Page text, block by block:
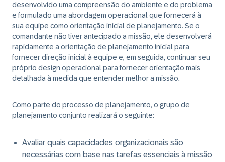
desenvolvido uma compreensão do ambiente e do problema
e formulado uma abordagem operacional que fornecerá à
sua equipe como orientação inicial de planejamento. Se o
comandante não tiver antecipado a missão, ele desenvolverá
rapidamente a orientação de planejamento inicial para
fornecer direção inicial à equipe e, em seguida, continuar seu
próprio design operacional para fornecer orientação mais
detalhada à medida que entender melhor a missão.
Como parte do processo de planejamento, o grupo de
planejamento conjunto realizará o seguinte:
Avaliar quais capacidades organizacionais são
necessárias com base nas tarefas essenciais à missão